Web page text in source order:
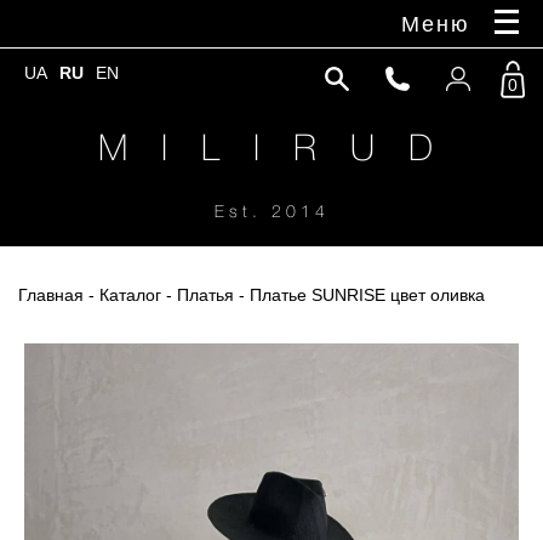
Меню
UA RU EN
M I L I R U D
Est. 2014
0
Главная - Каталог - Платья - Платье SUNRISE цвет оливка